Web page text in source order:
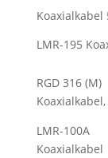
Koaxialkabel
LMR-195
RGD 316 (M)
LMR-100A
Koaxialkabel